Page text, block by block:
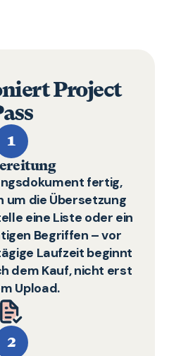
Project
1
fertig,
um die Übersetzung
eine Liste oder ein
Begriffen – vor
Laufzeit beginnt
dem Kauf, nicht erst
Upload.
2